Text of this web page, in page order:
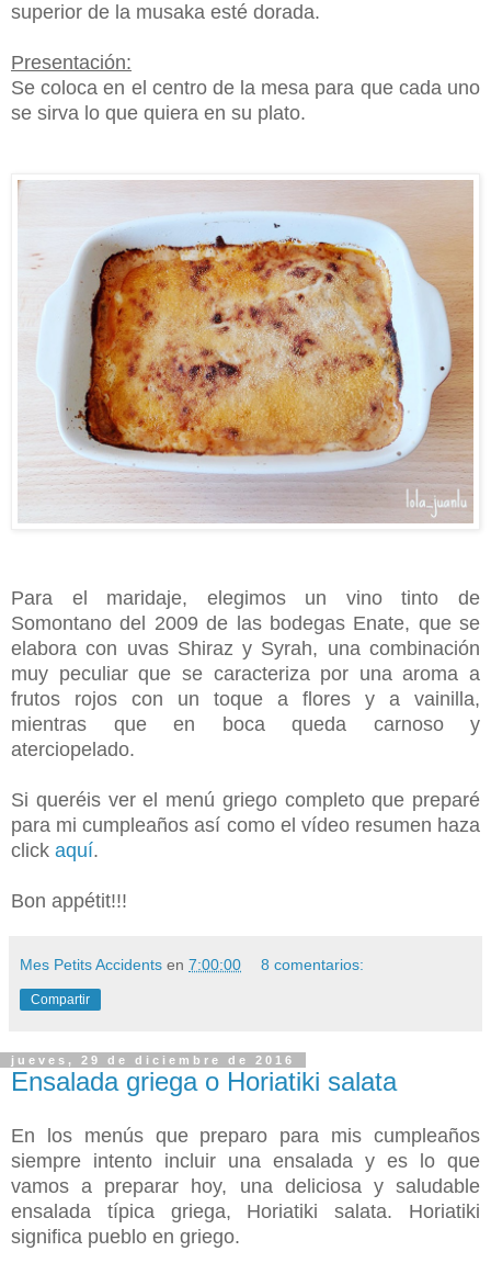
superior de la musaka esté dorada.
Presentación:
Se coloca en el centro de la mesa para que cada uno
se sirva lo que quiera en su plato.
Para el maridaje, elegimos un vino tinto de
Somontano del 2009 de las bodegas Enate, que se
elabora con uvas Shiraz y Syrah, una combinación
muy peculiar que se caracteriza por una aroma a
frutos rojos con un toque a flores y a vainilla,
mientras que en boca queda carnoso y
aterciopelado.
Si queréis ver el menú griego completo que preparé
para mi cumpleaños así como el vídeo resumen haza
click aquí.
Bon appétit!!!
Mes Petits Accidents en 7:00:00 8 comentarios:
Compartir
jueves, 29 de diciembre de 2016
Ensalada griega o Horiatiki salata
En los menús que preparo para mis cumpleaños
siempre intento incluir una ensalada y es lo que
vamos a preparar hoy, una deliciosa y saludable
ensalada típica griega, Horiatiki salata. Horiatiki
significa pueblo en griego.